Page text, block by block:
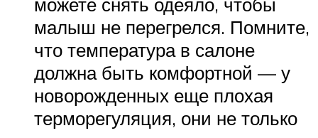
малыш не перегрелся. Помните,
что температура в салоне
должна быть комфортной — у
новорожденных еще плохая
терморегуляция, они не только